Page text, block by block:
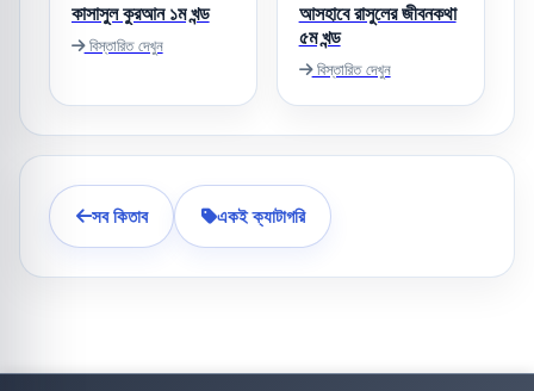
কাসাসুল কুরআন ১ম খন্ড
বিস্তারিত দেখুন
আসহাবে রাসুলের জীবনকথা
৫ম খন্ড
বিস্তারিত দেখুন
সব কিতাব একই ক্যাটাগরি